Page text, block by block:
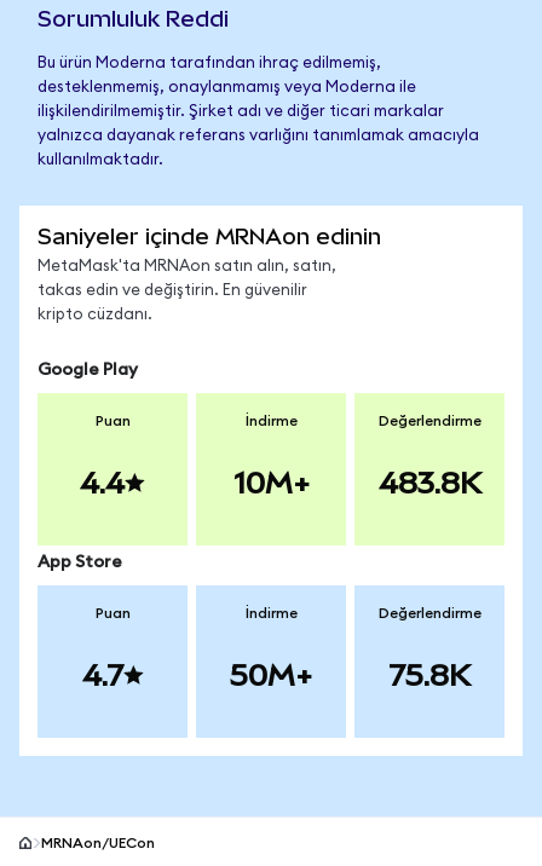
Sorumluluk Reddi
Bu ürün Moderna tarafından ihraç edilmemiş,
desteklenmemiş, onaylanmamış veya Moderna ile
ilişkilendirilmemiştir. Şirket adı ve diğer ticari markalar
yalnızca dayanak referans varlığını tanımlamak amacıyla
kullanılmaktadır.
Saniyeler içinde MRNAon edinin
MetaMask'ta MRNAon satın alın, satın,
takas edin ve değiştirin. En güvenilir
kripto cüzdanı.
Google Play
Puan
4.4
İndirme
10M+
Değerlendirme
483.8K
App Store
Puan
4.7
İndirme
50M+
Değerlendirme
75.8K
MRNAon/UECon